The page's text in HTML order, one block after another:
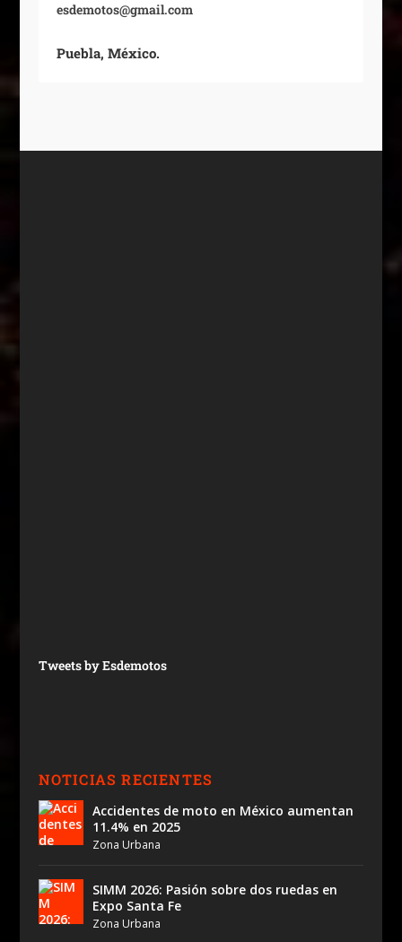
esdemotos@gmail.com
Puebla, México.
Tweets by Esdemotos
NOTICIAS RECIENTES
Accidentes de moto en México aumentan
11.4% en 2025
Zona Urbana
SIMM 2026: Pasión sobre dos ruedas en
Expo Santa Fe
Zona Urbana